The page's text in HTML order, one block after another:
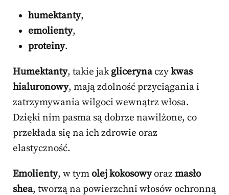
humektanty,
emolienty,
proteiny.
Humektanty, takie jakglicerynaczykwas
hialuronowy, mają zdolność przyciągania i
zatrzymywania wilgoci wewnątrz włosa.
Dzięki nim pasma są dobrze nawilżone, co
przekłada się na ich zdrowie oraz
elastyczność.
Emolienty, w tymolej kokosowyorazmasło
shea, tworzą na powierzchni włosów ochronną